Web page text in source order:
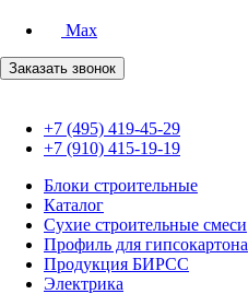
Max
Заказать звонок
+7 (495) 419-45-29
+7 (910) 415-19-19
Блоки строительные
Каталог
Сухие строительные смеси
Профиль для гипсокартона
Продукция БИРСС
Электрика